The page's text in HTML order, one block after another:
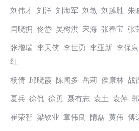
刘伟才 刘洋 刘海军 刘敏 刘越胜 朱
闫晓拥 佟岱 吴树洪 宋海 张春宝 张
张增瑞 李天侠 李世勇 李亚新 李保
红
杨倩 邱晓霞 陈闻多 岳莉 侯康林 战
夏兵 徐侃 徐勇 聂有志 袁土 袁萍
崔荣智 梁钦业 章伟良 隋磊 黄伟 傅